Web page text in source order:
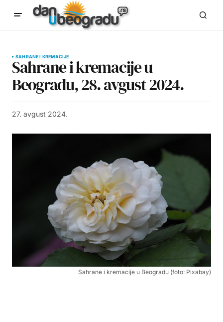
SAHRANE I KREMACIJE
Sahrane i kremacije u
Beogradu, 28. avgust 2024.
27. avgust 2024.
Sahrane i kremacije u Beogradu (foto: Pixabay)